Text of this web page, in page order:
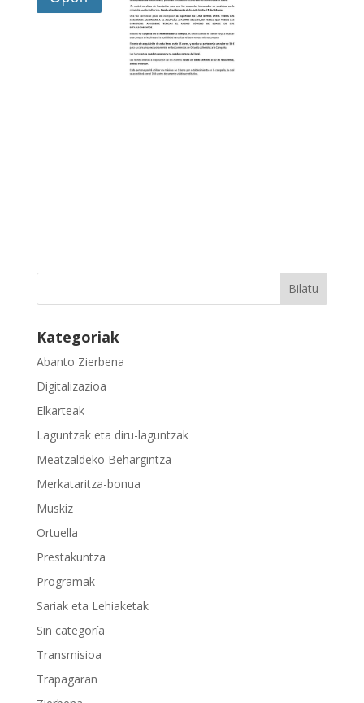
Kategoriak
Abanto Zierbena
Digitalizazioa
Elkarteak
Laguntzak eta diru-laguntzak
Meatzaldeko Behargintza
Merkataritza-bonua
Muskiz
Ortuella
Prestakuntza
Programak
Sariak eta Lehiaketak
Sin categoría
Transmisioa
Trapagaran